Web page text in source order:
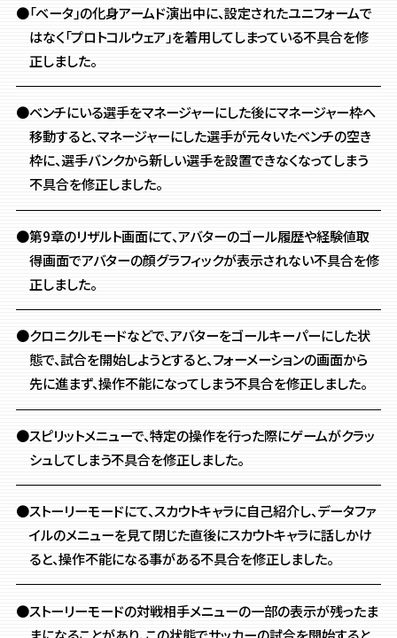
●「ベータ」の化身アームド演出中に、設定されたユニフォームで
はなく「プロトコルウェア」を着用してしまっている不具合を修
正しました。
●ベンチにいる選手をマネージャーにした後にマネージャー枠へ
移動すると、マネージャーにした選手が元々いたベンチの空き
枠に、選手バンクから新しい選手を設置できなくなってしまう
不具合を修正しました。
●第9章のリザルト画面にて、アバターのゴール履歴や経験値取
得画面でアバターの顔グラフィックが表示されない不具合を修
正しました。
●クロニクルモードなどで、アバターをゴールキーパーにした状
態で、試合を開始しようとすると、フォーメーションの画面から
先に進まず、操作不能になってしまう不具合を修正しました。
●スピリットメニューで、特定の操作を行った際にゲームがクラッ
シュしてしまう不具合を修正しました。
●ストーリーモードにて、スカウトキャラに自己紹介し、データファ
イルのメニューを見て閉じた直後にスカウトキャラに話しかけ
ると、操作不能になる事がある不具合を修正しました。
●ストーリーモードの対戦相手メニューの一部の表示が残ったま
まになることがあり、この状態でサッカーの試合を開始すると